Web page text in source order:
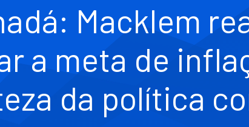
Macklem
a meta de
da política